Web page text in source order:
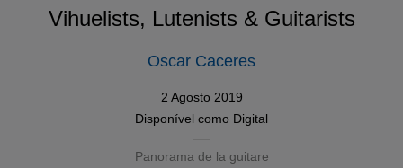
Vihuelists, Lutenists & Guitarists
Oscar Caceres
2 Agosto 2019
Disponível como Digital
Panorama de la guitare